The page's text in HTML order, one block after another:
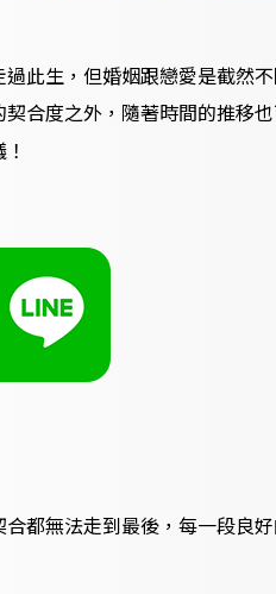
此生，但婚姻跟戀愛是截然
合度之外，隨著時間的推移
都無法走到最後，每一段良